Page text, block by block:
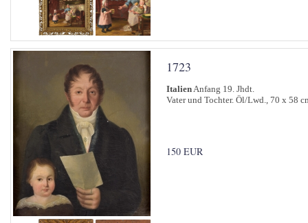
1723
ItalienAnfang 19. Jhdt.
Vater und Tochter. Öl/Lwd., 70 x 58
150 EUR